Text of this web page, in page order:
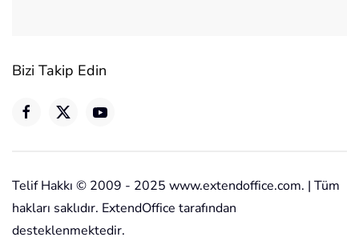
Bizi Takip Edin
Telif Hakkı © 2009 - 2025 www.extendoffice.com. | Tüm
hakları saklıdır. ExtendOffice tarafından
desteklenmektedir.